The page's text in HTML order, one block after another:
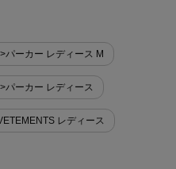
パーカー レディース M
パーカー レディース
レディース